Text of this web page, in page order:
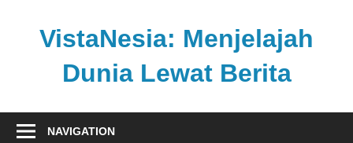
VistaNesia: Menjelajah
Dunia Lewat Berita
nasional
NAVIGATION